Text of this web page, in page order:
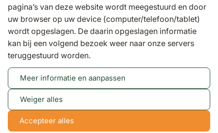
pagina’s van deze website wordt meegestuurd en door
uw browser op uw device (computer/telefoon/tablet)
wordt opgeslagen. De daarin opgeslagen informatie
kan bij een volgend bezoek weer naar onze servers
teruggestuurd worden.
Meer informatie en aanpassen
Weiger alles
Accepteer alles
Zoeken
Binnen 3 dagengratis bezorgd
Sliedrecht